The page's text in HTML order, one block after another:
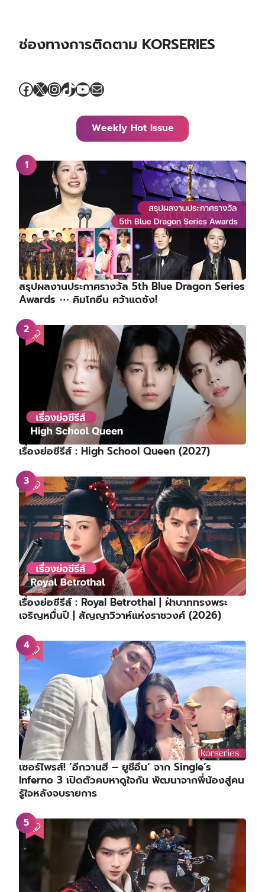
ช่องทางการติดตาม KORSERIES
Facebook
X Instagram
TikTok
YouTube
Mail
Weekly Hot Issue
สรุปผลงานประกาศรางวัล 5th Blue Dragon Series
Awards ⋯ คิมโกอึน คว้าแดซัง!
เรื่องย่อซีรีส์ : High School Queen (2027)
เรื่องย่อซีรีส์ : Royal Betrothal | ฝ่าบาททรงพระ
เจริญหมื่นปี | สัญญาวิวาห์แห่งราชวงศ์ (2026)
เซอร์ไพรส์! ‘อีกวานฮี – ยูชีอึน’ จาก Single’s
Inferno 3 เปิดตัวคบหาดูใจกัน พัฒนาจากพี่น้องสู่คน
รู้ใจหลังจบรายการ